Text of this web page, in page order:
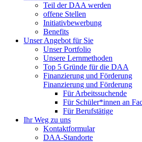
Teil der DAA werden
offene Stellen
Initiativbewerbung
Benefits
Unser Angebot für Sie
Unser Portfolio
Unsere Lernmethoden
Top 5 Gründe für die DAA
Finanzierung und Förderung
Finanzierung und Förderung
Für Arbeitssuchende
Für Schüler*innen an
Für Berufstätige
Ihr Weg zu uns
Kontaktformular
DAA-Standorte